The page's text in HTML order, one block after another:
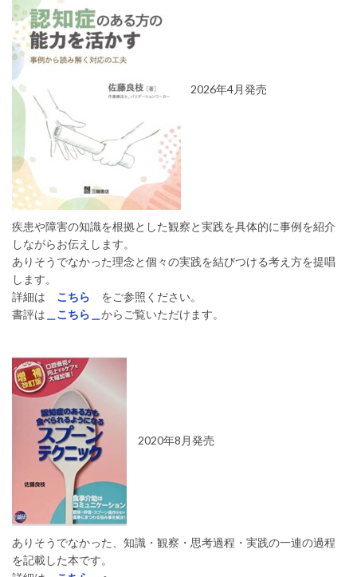
2026年4月発売
疾患や障害の知識を根拠とした観察と実践を具体的に事例を紹介
しながらお伝えします。
ありそうでなかった理念と個々の実践を結びつける考え方を提唱
します。
詳細は
こちら
をご参照ください。
書評は ＿こちら＿ からご覧いただけます。
2020年8月発売
ありそうでなかった、知識・観察・思考過程・実践の一連の過程
を記載した本です。